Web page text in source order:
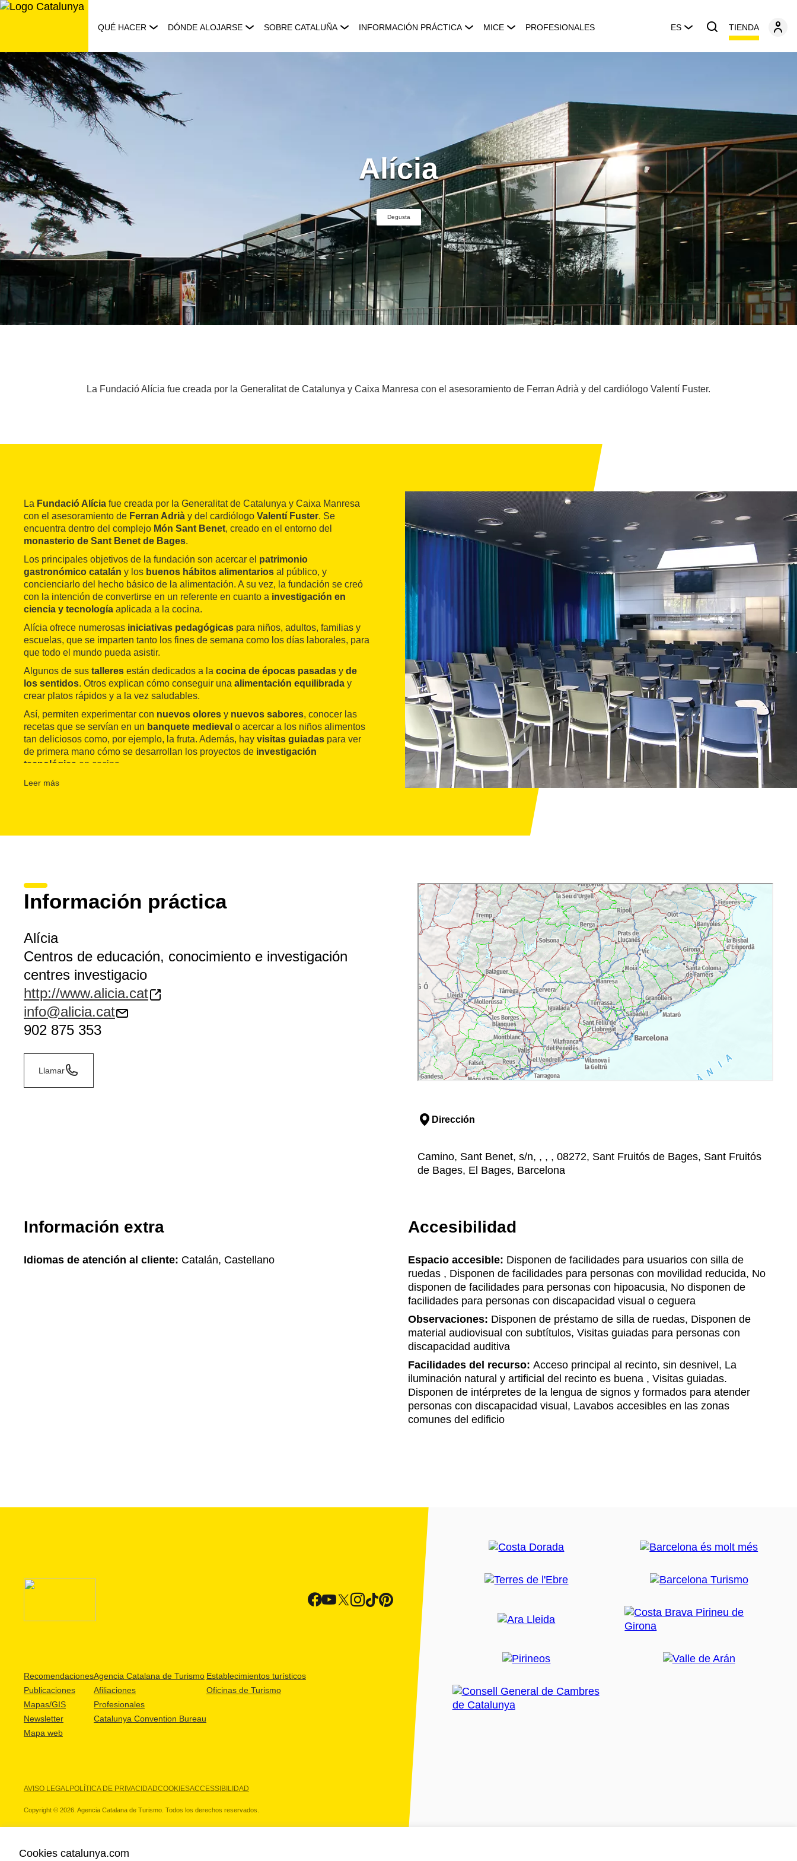
Saltar
QUÉ HACER DÓNDE ALOJARSE SOBRE CATALUÑA INFORMACIÓN PRÁCTICA MICE PROFESIONALES ES TIENDA
Alícia
Degusta
La Fundació Alícia fue creada por la Generalitat de Catalunya y Caixa Manresa con el asesoramiento de Ferran Adrià y del cardiólogo Valentí Fuster.
La Fundació Alícia fue creada por la Generalitat de Catalunya y Caixa Manresa
con el asesoramiento de Ferran Adrià y del cardiólogo Valentí Fuster. Se
encuentra dentro del complejo Món Sant Benet, creado en el entorno del
monasterio de Sant Benet de Bages.
Los principales objetivos de la fundación son acercar el patrimonio
gastronómico catalán y los buenos hábitos alimentarios al público, y
concienciarlo del hecho básico de la alimentación. A su vez, la fundación se creó
con la intención de convertirse en un referente en cuanto a investigación en
ciencia y tecnología aplicada a la cocina.
Alícia ofrece numerosas iniciativas pedagógicas para niños, adultos, familias y
escuelas, que se imparten tanto los fines de semana como los días laborales, para
que todo el mundo pueda asistir.
Algunos de sus talleres están dedicados a la cocina de épocas pasadas y de
los sentidos. Otros explican cómo conseguir una alimentación equilibrada y
crear platos rápidos y a la vez saludables.
Así, permiten experimentar con nuevos olores y nuevos sabores, conocer las
recetas que se servían en un banquete medieval o acercar a los niños alimentos
tan deliciosos como, por ejemplo, la fruta. Además, hay visitas guiadas para ver
de primera mano cómo se desarrollan los proyectos de investigación
tecnológica en cocina.
Los talleres gastronómicos para adultos
del sector. Ofrece, además, una ampliaoferta formativa, así como acceso a su
Leer más
Información práctica
Alícia
Centros de educación, conocimiento e investigación
centres investigacio
http://www.alicia.cat
info@alicia.cat
902 875 353
Llamar
Dirección
Camino, Sant Benet, s/n, , , , 08272, Sant Fruitós de Bages, Sant Fruitós
de Bages, El Bages, Barcelona
Información extra
Idiomas de atención al cliente: Catalán, Castellano
Accesibilidad
Espacio accesible: Disponen de facilidades para usuarios con silla de
ruedas , Disponen de facilidades para personas con movilidad reducida, No
disponen de facilidades para personas con hipoacusia, No disponen de
facilidades para personas con discapacidad visual o ceguera
Observaciones: Disponen de préstamo de silla de ruedas, Disponen de
material audiovisual con subtítulos, Visitas guiadas para personas con
discapacidad auditiva
Facilidades del recurso: Acceso principal al recinto, sin desnivel, La
iluminación natural y artificial del recinto es buena , Visitas guiadas.
Disponen de intérpretes de la lengua de signos y formados para atender
personas con discapacidad visual, Lavabos accesibles en las zonas
comunes del edificio
Recomendaciones
Publicaciones
Mapas/GIS
Newsletter
Mapa web
Agencia Catalana de Turismo
Afiliaciones
Profesionales
Catalunya Convention Bureau
Establecimientos turísticos
Oficinas de Turismo
AVISO LEGALPOLÍTICA DE PRIVACIDADCOOKIESACCESSIBILIDAD
Copyright © 2026. Agencia Catalana de Turismo. Todos los derechos reservados.
Cookies catalunya.com